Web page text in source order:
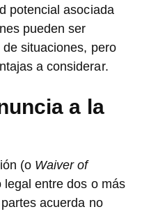
potencial asociada
pueden ser
situaciones, pero
a considerar.
a la
(o Waiver of
legal entre dos o más
acuerda no